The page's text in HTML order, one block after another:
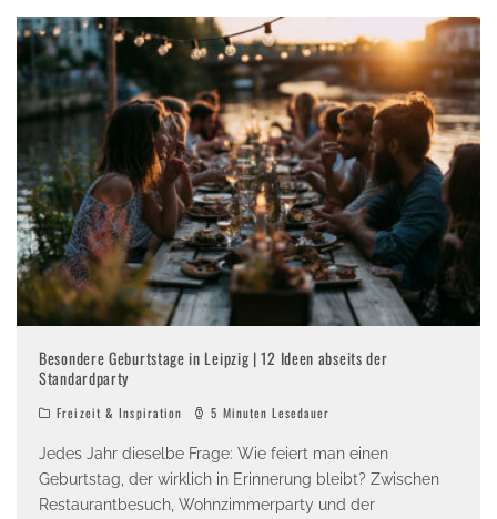
Besondere Geburtstage in Leipzig | 12 Ideen abseits der
Standardparty
Freizeit & Inspiration 5 Minuten Lesedauer
Jedes Jahr dieselbe Frage: Wie feiert man einen
Geburtstag, der wirklich in Erinnerung bleibt? Zwischen
Restaurantbesuch, Wohnzimmerparty und der